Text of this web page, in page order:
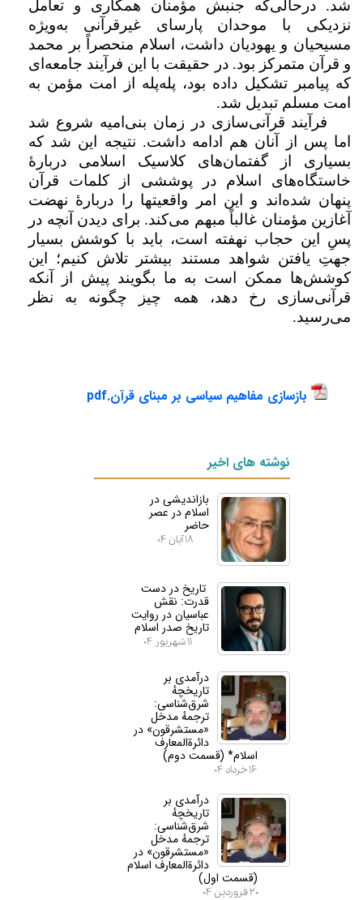
شد. درحالی‌که جنبش مؤمنان همکاری و تعامل
نزدیکی با موحدان پارسای غیرقرآنی به‌ویژه
مسیحیان و یهودیان داشت، اسلام منحصراً بر محمد
و قرآن متمرکز بود. در حقیقت با این فرآیند جامعه‌ای
که پیامبر تشکیل داده بود، پله‌پله از امت مؤمن به
امت مسلم تبدیل شد.
فرآیند قرآنی‌سازی در زمان بنی‌امیه شروع شد
اما پس از آنان هم ادامه داشت. نتیجه‌ این شد که
بسیاری از گفتمان‌های کلاسیک اسلامی دربارهٔ
خاستگاه‌های اسلام در پوششی از کلمات قرآن
پنهان شده‌اند و این امر واقعیت­ها را دربارهٔ نهضت
آغازین مؤمنان غالباً مبهم می‌کند. برای دیدن آنچه در
پسِ این حجاب نهفته است، باید با کوشش بسیار
جهتِ یافتن شواهد مستند بیشتر تلاش کنیم؛ این
کوشش‌ها ممکن است به ما بگویند پیش از آنکه
قرآنی‌سازی رخ دهد، همه چیز چگونه به نظر
می‌رسید.
بازسازی مفاهیم سیاسی بر مبنای قرآن.pdf
نوشته های اخیر
بازاندیشی در
اسلام در عصر
حاضر
۱۸ آبان ۰۴
تاریخ در دست
قدرت: نقش
عباسیان در روایت
تاریخ صدر اسلام
۱۱ شهریور ۰۴
درآمدی بر
تاریخچهٔ
شرق‌شناسی:
ترجمهٔ مدخل
«مستشرقون» در
دائرة‌المعارف
اسلام* (قسمت دوم)
۱۶ خرداد ۰۴
درآمدی بر
تاریخچهٔ
شرق‌شناسی:
ترجمهٔ مدخل
«مستشرقون» در
دائرة‌المعارف اسلام
(قسمت اول)
۲۰ فروردین ۰۴